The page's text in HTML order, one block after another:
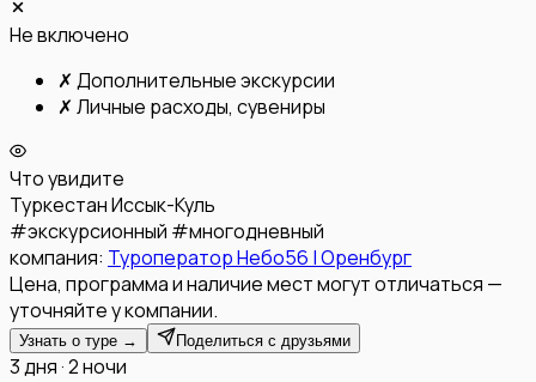
Не включено
✗ Дополнительные экскурсии
✗ Личные расходы, сувениры
Что увидите
ТуркестанИссык-Куль
#экскурсионный #многодневный
компания: Туроператор Небо56 | Оренбург
Цена, программа и наличие мест могут отличаться —
уточняйте у компании.
Узнать о туре → Поделиться с друзьями
3 дня · 2 ночи